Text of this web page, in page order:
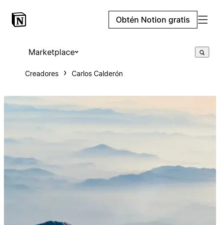
Obtén Notion gratis
Marketplace
Creadores Carlos Calderón